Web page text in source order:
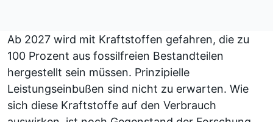
Ab 2027 wird mit Kraftstoffen gefahren, die zu
100 Prozent aus fossilfreien Bestandteilen
hergestellt sein müssen. Prinzipielle
Leistungseinbußen sind nicht zu erwarten. Wie
sich diese Kraftstoffe auf den Verbrauch